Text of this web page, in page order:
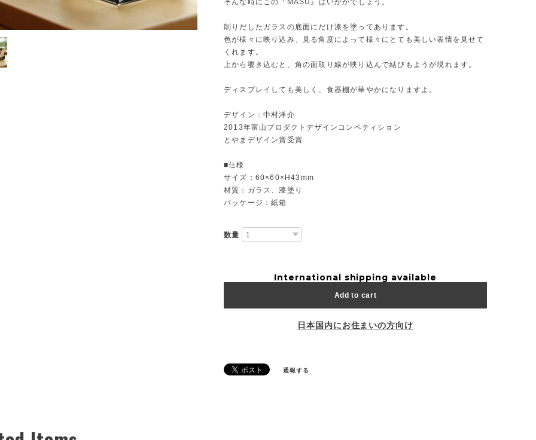
そんな時にこの『MASU』はいかがでしょう。
削りだしたガラスの底面にだけ漆を塗ってあります。
色が様々に映り込み、見る角度によって様々にとても美しい表情を見せて
くれます。
上から覗き込むと、角の面取り線が映り込んで結びもようが現れます。
ディスプレイしても美しく、食器棚が華やかになりますよ。
デザイン：中村洋介
2013年富山プロダクトデザインコンペティション
とやまデザイン賞受賞
■仕様
サイズ：60×60×H43mm
材質：ガラス、漆塗り
パッケージ：紙箱
数量
International shipping available
Add to cart
日本国内にお住まいの方向け
通報する